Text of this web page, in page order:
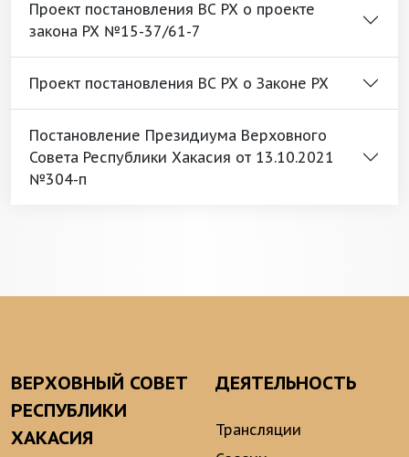
Проект постановления ВС РХ о проекте
закона РХ №15-37/61-7
Проект постановления ВС РХ о Законе РХ
Постановление Президиума Верховного
Совета Республики Хакасия от 13.10.2021
№304-п
ВЕРХОВНЫЙ СОВЕТ
РЕСПУБЛИКИ
ХАКАСИЯ
ДЕЯТЕЛЬНОСТЬ
Трансляции